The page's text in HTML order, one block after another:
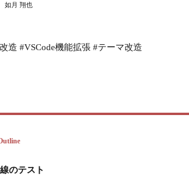
如月 翔也
造 #VSCode機能拡張 #テーマ改造
のテスト